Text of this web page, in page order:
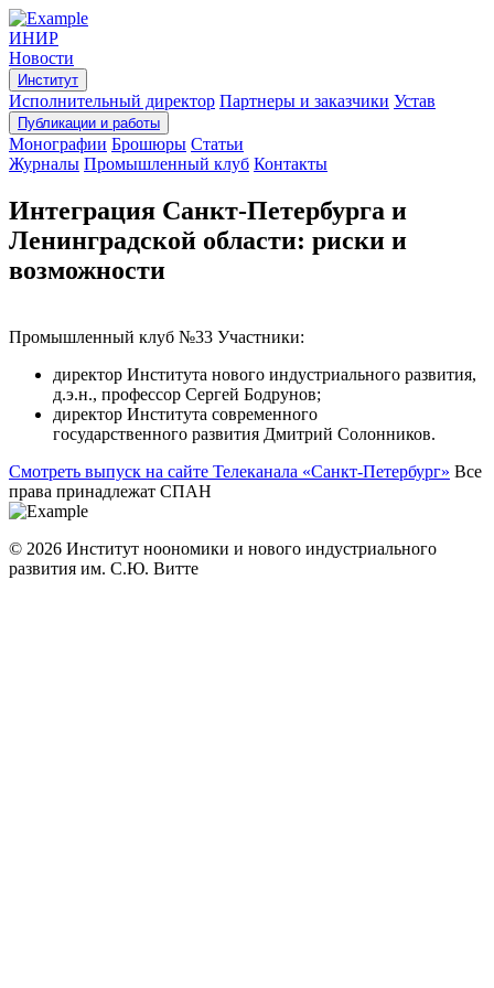
ИНИР
Новости
Институт
Исполнительный директор Партнеры и заказчики Устав
Публикации и работы
Монографии Брошюры Статьи
Журналы Промышленный клуб Контакты
Интеграция Санкт-Петербурга и
Ленинградской области: риски и
возможности
Промышленный клуб №33 Участники:
директор Института нового индустриального развития,
д.э.н., профессор Сергей Бодрунов;
директор Института современного
государственного развития Дмитрий Солонников.
Смотреть выпуск на сайте Телеканала «Санкт-Петербург» Все
права принадлежат СПАН
© 2026 Институт ноономики и нового индустриального
развития им. С.Ю. Витте